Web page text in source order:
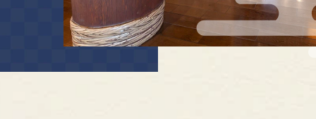
よくあるご質問
イベント情報
アプリダウンロード